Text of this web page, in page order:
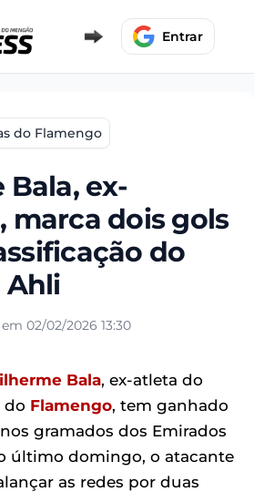
Entrar
do Flamengo
ex-
marca dois gols
do
Ahli
02/02/2026 13:30
Bala, ex-atleta do
do Flamengo, tem ganhado
gramados dos Emirados
último domingo, o atacante
as redes por duas